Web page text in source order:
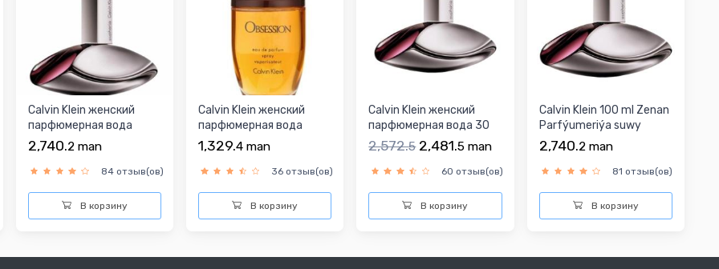
Calvin Klein женский
парфюмерная вода
2,740.2 man
84 отзыв(ов)
В корзину
Calvin Klein женский
парфюмерная вода
1,329.4 man
36 отзыв(ов)
В корзину
Calvin Klein женский
парфюмерная вода 30
мл
2,572.5 2,481.5 man
60 отзыв(ов)
В корзину
Calvin Klein 100 ml Zenan
Parfýumeriýa suwy
2,740.2 man
81 отзыв(ов)
В корзину